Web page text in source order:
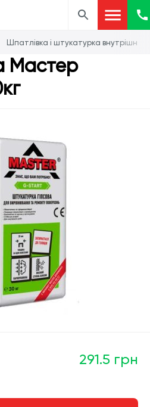
Шпатлівка і штукатурка внутрішня
Мастер
291.5 грн